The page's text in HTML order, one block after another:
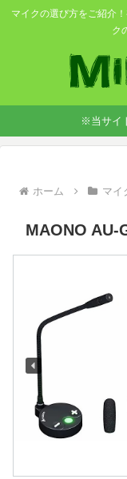
マイクの選び方をご紹介
ク
※当サイ
ホーム マイ
MAONO AU-